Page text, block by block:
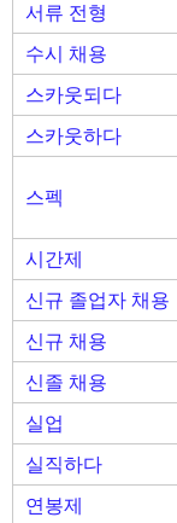
서류 전형
수시 채용
스카웃되다
스카웃하다
스펙
시간제
신규 졸업자 채용
신규 채용
신졸 채용
실업
실직하다
연봉제